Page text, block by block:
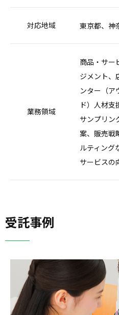
対応地域 東京都、神
業務領域
商品・サー
ジメント、
ンター（ア
ド）人材支
サンプリン
案、販売戦
ルティング
サービスの
受託事例